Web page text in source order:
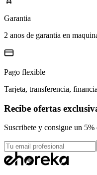
Garantia
2 anos de garantia en
Pago flexible
Tarjeta, transferencia,
Recibe ofertas
Suscribete y consigue un